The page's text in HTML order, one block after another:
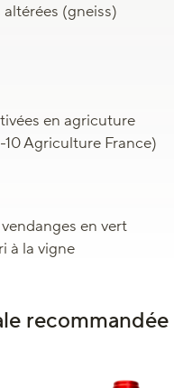
(gneiss)
en agricuture
Agriculture France)
en vert
à la vigne
recommandée